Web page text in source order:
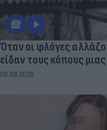
Όταν οι φλόγες
είδαν τους κόπους
06.08.2026